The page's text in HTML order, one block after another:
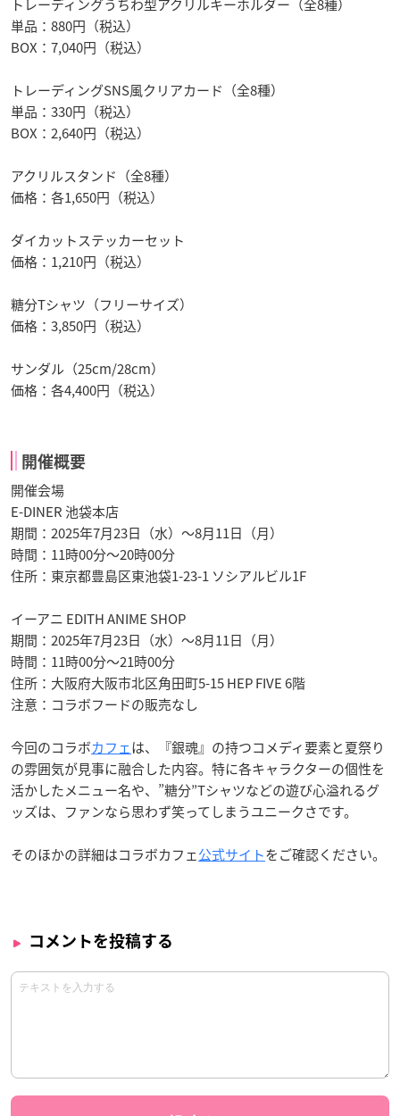
トレーディングうちわ型アクリルキーホルダー（全8種）
単品：880円（税込）
BOX：7,040円（税込）
トレーディングSNS風クリアカード（全8種）
単品：330円（税込）
BOX：2,640円（税込）
アクリルスタンド（全8種）
価格：各1,650円（税込）
ダイカットステッカーセット
価格：1,210円（税込）
糖分Tシャツ（フリーサイズ）
価格：3,850円（税込）
サンダル（25cm/28cm）
価格：各4,400円（税込）
開催概要
開催会場
E-DINER 池袋本店
期間：2025年7月23日（水）～8月11日（月）
時間：11時00分～20時00分
住所：東京都豊島区東池袋1-23-1 ソシアルビル1F
イーアニ EDITH ANIME SHOP
期間：2025年7月23日（水）～8月11日（月）
時間：11時00分～21時00分
住所：大阪府大阪市北区角田町5-15 HEP FIVE 6階
注意：コラボフードの販売なし
今回のコラボカフェは、『銀魂』の持つコメディ要素と夏祭り
の雰囲気が見事に融合した内容。特に各キャラクターの個性を
活かしたメニュー名や、”糖分”Tシャツなどの遊び心溢れるグ
ッズは、ファンなら思わず笑ってしまうユニークさです。
そのほかの詳細はコラボカフェ公式サイトをご確認ください。
コメントを投稿する